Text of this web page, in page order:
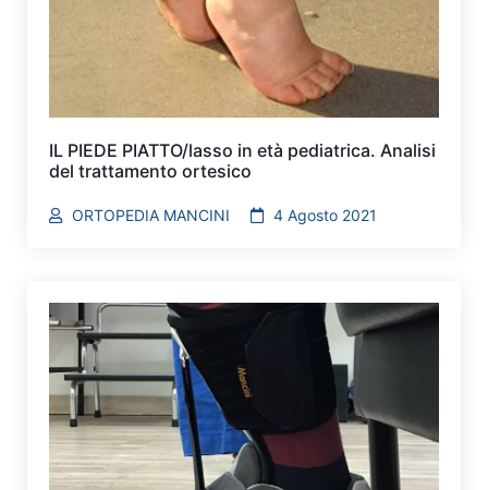
IL PIEDE PIATTO/lasso in età pediatrica. Analisi
del trattamento ortesico
ORTOPEDIA MANCINI 4 Agosto 2021